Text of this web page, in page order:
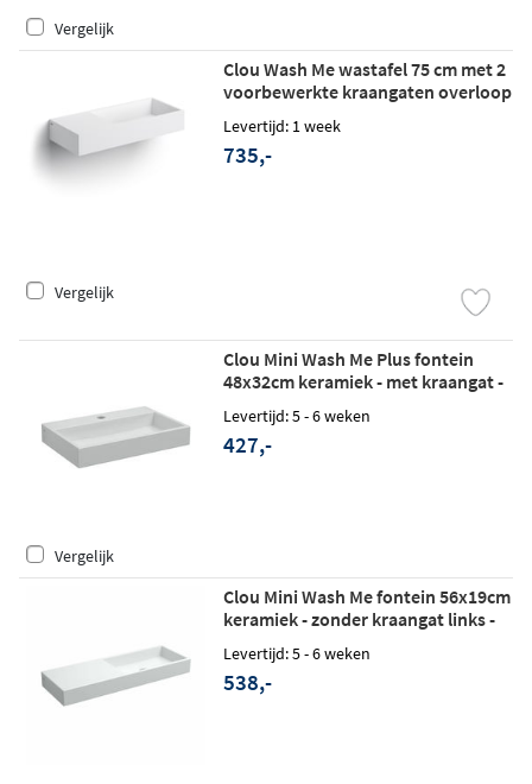
Vergelijk
Clou Wash Me wastafel 75 cm met 2
voorbewerkte kraangaten overloop
Levertijd: 1 week
735,-
Vergelijk
Clou Mini Wash Me Plus fontein
48x32cm keramiek - met kraangat -
Levertijd: 5 - 6 weken
427,-
Vergelijk
Clou Mini Wash Me fontein 56x19cm
keramiek - zonder kraangat links -
glans wit
Levertijd: 5 - 6 weken
538,-